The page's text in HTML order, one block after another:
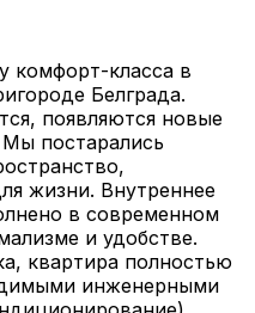
комфорт-класса в
Белграда.
появляются новые
постарались
жизни. Внутреннее
в современном
и удобстве.
квартира полностью
инженерными